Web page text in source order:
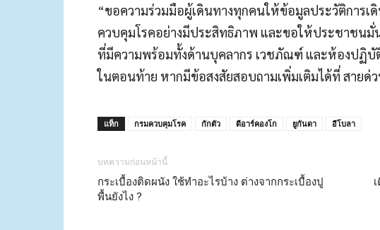
“ขอความร่วมมือผู้เดินทางทุกคนให้ข้อมูลประวัติการเ
ควบคุมโรคอย่างมีประสิทธิภาพ และขอให้ประชาชนมั่
ที่มีความพร้อมทั้งด้านบุคลากร เวชภัณฑ์ และห้องปฏิบั
ในตอนท้าย หากมีข้อสงสัยสอบถามเพิ่มเติมได้ที่ สายด่
แท็ก กรมควบคุมโรค กักตัว ดีอาร์คองโก ยูกันดา อีโบลา
บทความก่อนหน้านี้
กระเบื้องติดผนัง ใช้ทำอะไรบ้าง ต่างจากกระเบื้องปู
พื้นยังไง ?